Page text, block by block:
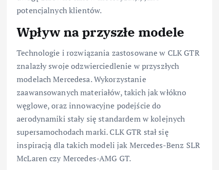
potencjalnych klientów.
Wpływ na przyszłe modele
Technologie i rozwiązania zastosowane w CLK GTR
znalazły swoje odzwierciedlenie w przyszłych
modelach Mercedesa. Wykorzystanie
zaawansowanych materiałów, takich jak włókno
węglowe, oraz innowacyjne podejście do
aerodynamiki stały się standardem w kolejnych
supersamochodach marki. CLK GTR stał się
inspiracją dla takich modeli jak Mercedes-Benz SLR
McLaren czy Mercedes-AMG GT.